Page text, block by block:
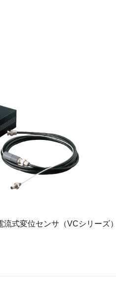
式変位センサ（VCシリーズ）